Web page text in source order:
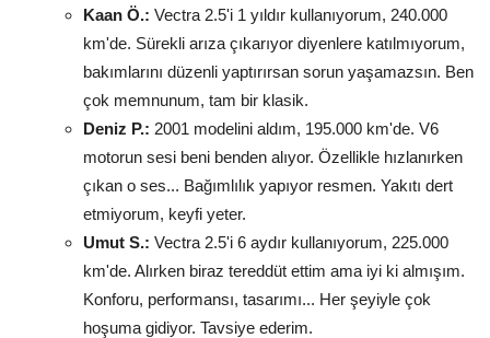
Kaan Ö.: Vectra 2.5'i 1 yıldır kullanıyorum, 240.000
km'de. Sürekli arıza çıkarıyor diyenlere katılmıyorum,
bakımlarını düzenli yaptırırsan sorun yaşamazsın. Ben
çok memnunum, tam bir klasik.
Deniz P.: 2001 modelini aldım, 195.000 km'de. V6
motorun sesi beni benden alıyor. Özellikle hızlanırken
çıkan o ses... Bağımlılık yapıyor resmen. Yakıtı dert
etmiyorum, keyfi yeter.
Umut S.: Vectra 2.5'i 6 aydır kullanıyorum, 225.000
km'de. Alırken biraz tereddüt ettim ama iyi ki almışım.
Konforu, performansı, tasarımı... Her şeyiyle çok
hoşuma gidiyor. Tavsiye ederim.